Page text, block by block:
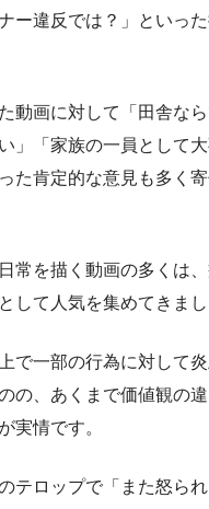
ー違反では？」といっ
動画に対して「田舎な
」「家族の一員として
た肯定的な意見も多く
常を描く動画の多くは
して人気を集めてきまし
で一部の行為に対して
の、あくまで価値観の
実情です。
テロップで「また怒ら